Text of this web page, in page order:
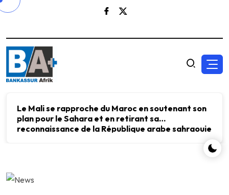
Le Mali se rapproche du Maroc en soutenant son
plan pour le Sahara et en retirant sa
reconnaissance de la République arabe sahraouie